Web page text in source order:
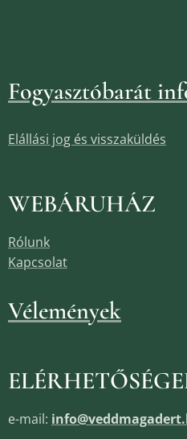
Fogyasztóbarát
Elállási jog és visszaküldés
WEBÁRUHÁZ
Rólunk
Kapcsolat
Vélemények
e-mail: